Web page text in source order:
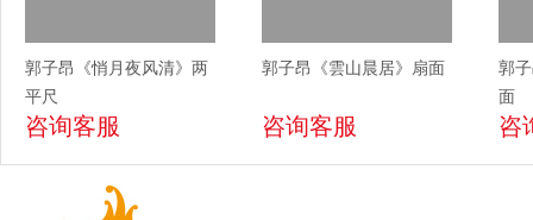
郭子昂《悄月夜风清》两
平尺
咨询客服
郭子昂《雲山晨居》扇面
咨询客服
郭
面
咨